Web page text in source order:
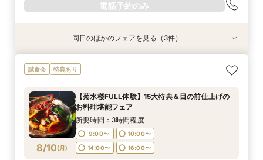
電話予約のみ
特典あり
8/9(日)
【菊水楼FULL体験】15大特典＆目の前仕上げの
お料理堪能フェア
9:00〜 10:00〜
電話予約のみ
8/9(日)
《★オンライン90分フェア★》一旦情報収集の
方＆遠方の方向け
9:00〜 10:00〜
電話予約のみ
8/9(日)
※＼まずは情報収集だけ／※90分クイックで会場
ご案内フェア
9:00〜 10:00〜
電話予約のみ
同日のほかのフェアを見る（3件）
試食会 特典あり
8/10(月)
【菊水楼FULL体験】15大特典＆目の前仕上げの
お料理堪能フェア
所要時間：3時間程度
9:00〜
10:00〜
14:00〜
16:00〜